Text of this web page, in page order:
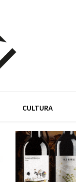
CULTURA